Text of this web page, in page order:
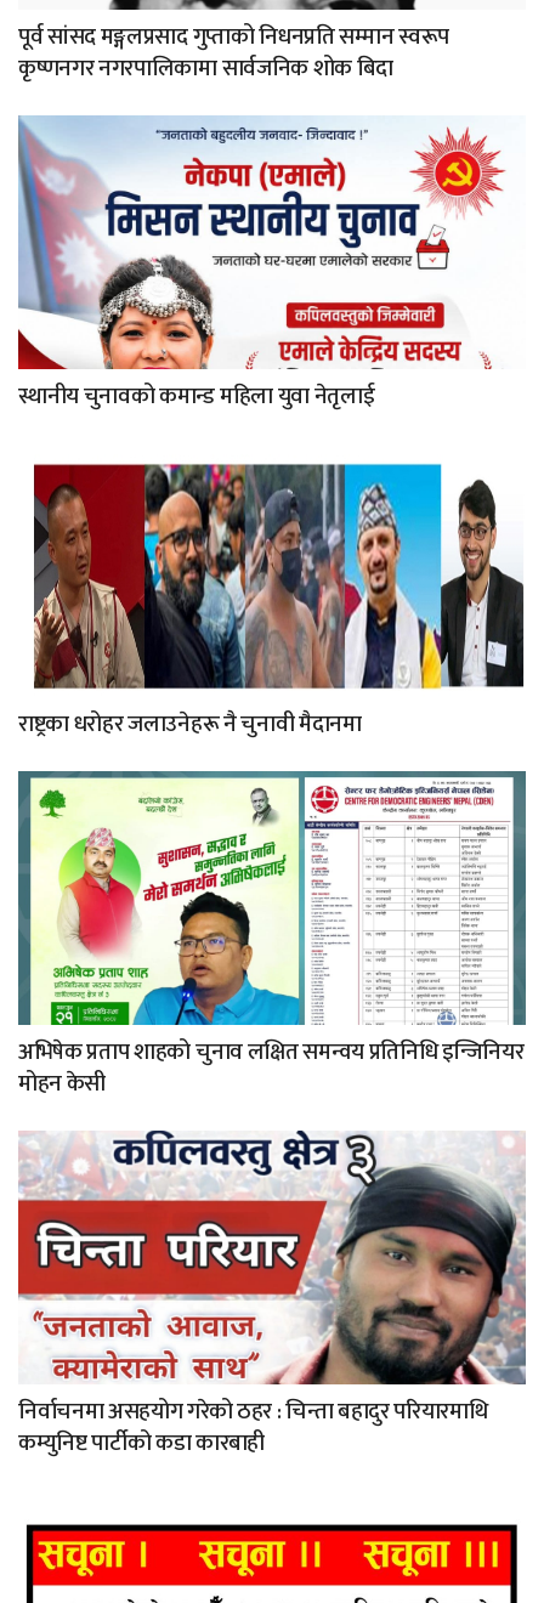
पूर्व सांसद मङ्गलप्रसाद गुप्ताको निधनप्रति सम्मान स्वरूप
कृष्णनगर नगरपालिकामा सार्वजनिक शोक बिदा
स्थानीय चुनावको कमान्ड महिला युवा नेतृलाई
राष्ट्रका धरोहर जलाउनेहरू नै चुनावी मैदानमा
अभिषेक प्रताप शाहको चुनाव लक्षित समन्वय प्रतिनिधि इन्जिनियर
मोहन केसी
निर्वाचनमा असहयोग गरेको ठहर : चिन्ता बहादुर परियारमाथि
कम्युनिष्ट पार्टीको कडा कारबाही